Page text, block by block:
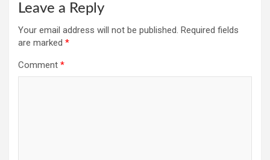
Leave a Reply
Your email address will not be published. Required fields
are marked *
Comment *